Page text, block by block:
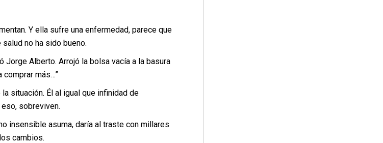
Y ella sufre una enfermedad, parece que
no ha sido bueno.
Jorge Alberto. Arrojó la bolsa vacía a la basura
comprar más…”
situación. Él al igual que infinidad de
sobreviven.
insensible asuma, daría al traste con millares
cambios.